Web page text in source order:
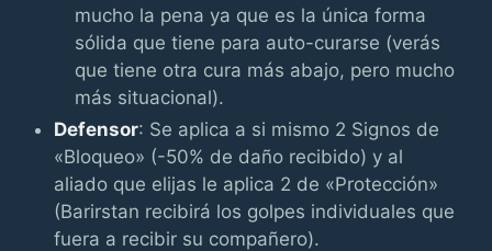
mucho la pena ya que es la única forma
sólida que tiene para auto-curarse (verás
que tiene otra cura más abajo, pero mucho
más situacional).
Defensor: Se aplica a si mismo 2 Signos de
«Bloqueo» (-50% de daño recibido) y al
aliado que elijas le aplica 2 de «Protección»
(Barirstan recibirá los golpes individuales que
fuera a recibir su compañero).